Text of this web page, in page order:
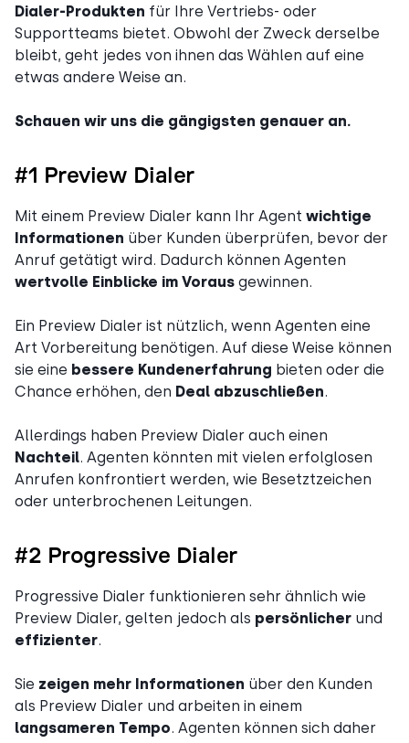
Dialer-Produkten für Ihre Vertriebs- oder
Supportteams bietet. Obwohl der Zweck derselbe
bleibt, geht jedes von ihnen das Wählen auf eine
etwas andere Weise an.
Schauen wir uns die gängigsten genauer an.
#1 Preview Dialer
Mit einem Preview Dialer kann Ihr Agent wichtige
Informationen über Kunden überprüfen, bevor der
Anruf getätigt wird. Dadurch können Agenten
wertvolle Einblicke im Voraus gewinnen.
Ein Preview Dialer ist nützlich, wenn Agenten eine
Art Vorbereitung benötigen. Auf diese Weise können
sie eine bessere Kundenerfahrung bieten oder die
Chance erhöhen, den Deal abzuschließen.
Allerdings haben Preview Dialer auch einen
Nachteil. Agenten könnten mit vielen erfolglosen
Anrufen konfrontiert werden, wie Besetztzeichen
oder unterbrochenen Leitungen.
#2 Progressive Dialer
Progressive Dialer funktionieren sehr ähnlich wie
Preview Dialer, gelten jedoch als persönlicher und
effizienter.
Sie zeigen mehr Informationen über den Kunden
als Preview Dialer und arbeiten in einem
langsameren Tempo. Agenten können sich daher